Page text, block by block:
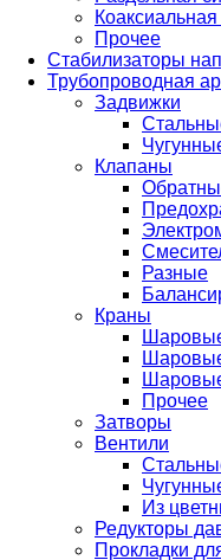
Прочее
Стабилизаторы
Трубопроводная
Задвижки
Клапаны
Разные
Краны
Прочее
Затворы
Вентили
Из
Редукторы
Прокладки